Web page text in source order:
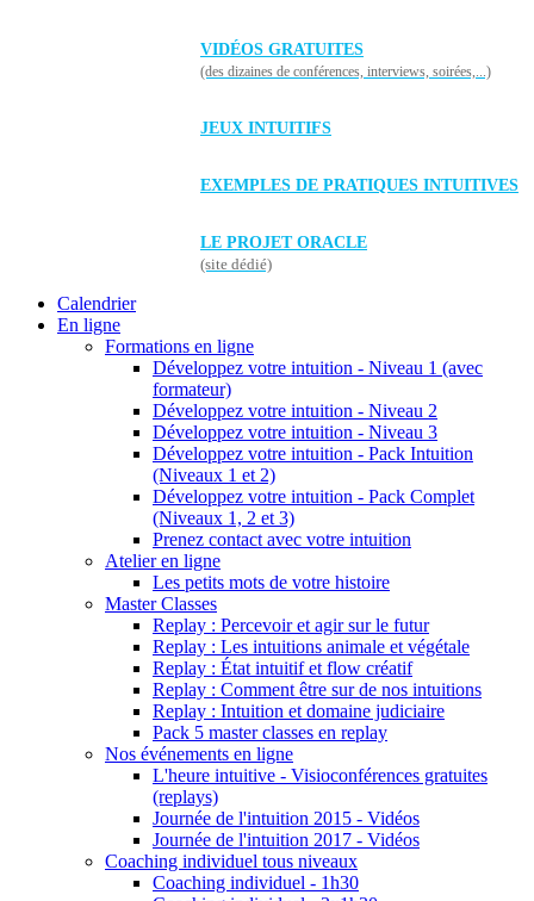
VIDÉOS GRATUITES
(des dizaines de conférences, interviews, soirées,...)
JEUX INTUITIFS
EXEMPLES DE PRATIQUES INTUITIVES
LE PROJET ORACLE
(site dédié)
Calendrier
En ligne
Formations en ligne
Développez votre intuition - Niveau 1 (avec
formateur)
Développez votre intuition - Niveau 2
Développez votre intuition - Niveau 3
Développez votre intuition - Pack Intuition
(Niveaux 1 et 2)
Développez votre intuition - Pack Complet
(Niveaux 1, 2 et 3)
Prenez contact avec votre intuition
Atelier en ligne
Les petits mots de votre histoire
Master Classes
Replay : Percevoir et agir sur le futur
Replay : Les intuitions animale et végétale
Replay : État intuitif et flow créatif
Replay : Comment être sur de nos intuitions
Replay : Intuition et domaine judiciaire
Pack 5 master classes en replay
Nos événements en ligne
L'heure intuitive - Visioconférences gratuites
(replays)
Journée de l'intuition 2015 - Vidéos
Journée de l'intuition 2017 - Vidéos
Coaching individuel tous niveaux
Coaching individuel - 1h30